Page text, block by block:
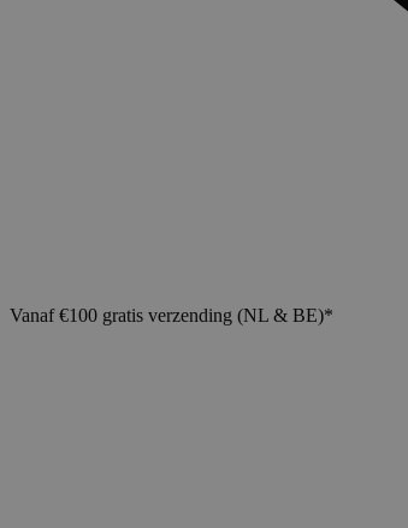
Vanaf €100 gratis verzending (NL & BE)*